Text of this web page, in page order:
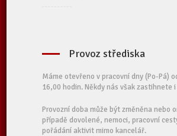
Provoz střediska
Máme otevřeno v pracovní dny (Po-Pá)
16,00 hodin. Někdy nás však zastihnete
Provozní doba může být změněna nebo
případě dovolené, nemoci, pracovní
pořádání aktivit mimo kancelář.